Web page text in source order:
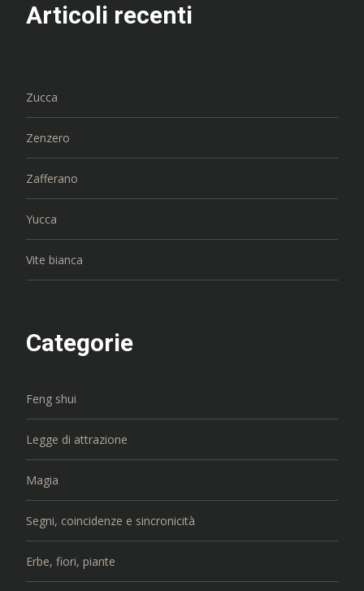
Articoli recenti
Zucca
Zenzero
Zafferano
Yucca
Vite bianca
Categorie
Feng shui
Legge di attrazione
Magia
Segni, coincidenze e sincronicità
Erbe, fiori, piante